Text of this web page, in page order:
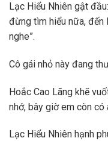
Lạc Hiểu Nhiên gật
đừng tìm hiểu nữa, đến
nghe”.
Cô gái nhỏ này đang
Hoắc Cao Lãng khẽ
nhớ, bây giờ em còn có
Lạc Hiểu Nhiên hạnh